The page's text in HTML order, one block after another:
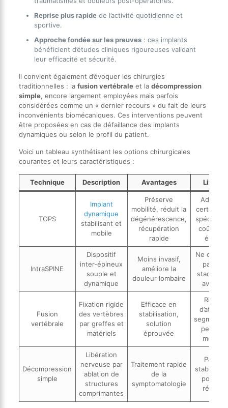
Reprise plus rapidede l’activité quotidienne et
sportive.
Approche fondée sur les preuves: ces implants
bénéficient d’études cliniques rigoureuses validant
leur efficacité et sécurité.
Il convient également d’évoquer les chirurgies
traditionnelles : la fusion vertébraleet la décompression
simple, encore largement employées mais parfois
considérées comme un « dernier recours » du fait de leurs
inconvénients biomécaniques. Ces interventions peuvent
être proposées en cas de défaillance des implants
dynamiques ou selon le profil du patient.
Voici un tableau synthétisant les options chirurgicales
courantes et leurs caractéristiques :
Technique Description Avantages Limites
TOPS
Implant
dynamique
stabilisant et
mobile
Préserve
mobilité, réduit la
dégénérescence,
récupération
rapide
Adapté
certains
coûts
élevés
IntraSPINE
Dispositif
inter-épineux
souple et
dynamique
Moins invasif,
améliore la
douleur lombaire
Ne
pas aux
stades
avancés
Fusion
vertébrale
Fixation rigide
des vertèbres
par greffes et
matériels
Efficace en
stabilisation,
solution
éprouvée
Risque
perte
mobilité
Décompression
simple
Libération
nerveuse par
ablation de
structures
comprimantes
Traitement rapide
de la
symptomatologie
Pas de
possible
récidive